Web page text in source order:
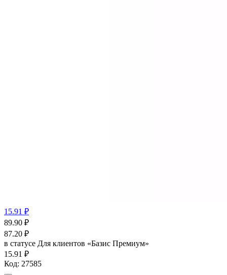
15.91 ₽
89.90 ₽
87.20 ₽
в статусе Для клиентов «Базис Премиум»
15.91 ₽
Код: 27585